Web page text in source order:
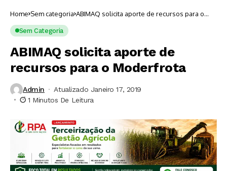
Home Sem categoria ABIMAQ solicita aporte de recursos para o
Moderfrota
Sem Categoria
ABIMAQ solicita aporte de
recursos para o Moderfrota
Admin
Atualizado Janeiro 17, 2019
1 Minutos De Leitura